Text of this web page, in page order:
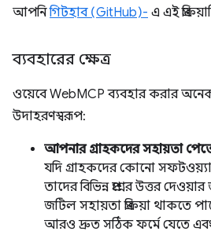
আপনিগিটহাব (GitHub)- এ এই
ব্যবহারের ক্ষেত্র
ওয়েবে WebMCP ব্যবহার করার
উদাহরণস্বরূপ:
আপনার গ্রাহকদের সহায়তা
যদি গ্রাহকদের কোনো
তাদের বিভিন্ন প্রশ্নের উত্তর
জটিল সহায়তা প্রক্রিয়া থাকতে
আরও দ্রুত সঠিক ফর্মে যেতে